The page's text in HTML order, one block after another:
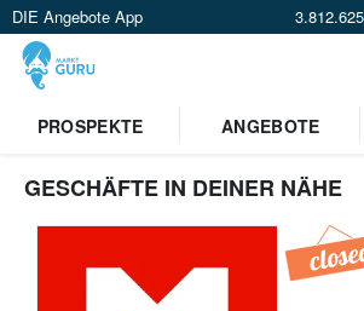
DIE Angebote App
PROSPEKTE
ANGEBOTE
GESCHÄFTE IN DEINER NÄHE